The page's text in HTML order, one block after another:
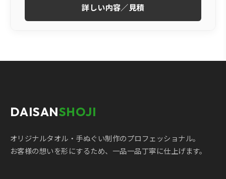
詳しい内容／見積
DAISANSHOJI
オリジナルタオル・手ぬぐい制作のプロフェッショナル。
お客様の想いを形にするため、一品一品丁寧に仕上げます。